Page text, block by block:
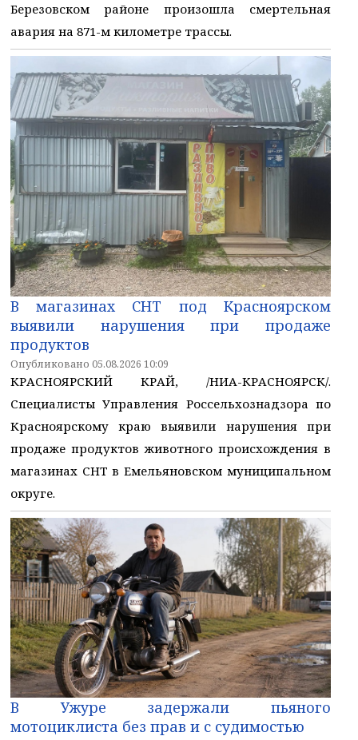
Березовском районе произошла смертельная
авария на 871-м километре трассы.
В магазинах СНТ под Красноярском
выявили нарушения при продаже
продуктов
Опубликовано 05.08.2026 10:09
КРАСНОЯРСКИЙ КРАЙ, /НИА-КРАСНОЯРСК/.
Специалисты Управления Россельхознадзора по
Красноярскому краю выявили нарушения при
продаже продуктов животного происхождения в
магазинах СНТ в Емельяновском муниципальном
округе.
В Ужуре задержали пьяного
мотоциклиста без прав и с судимостью